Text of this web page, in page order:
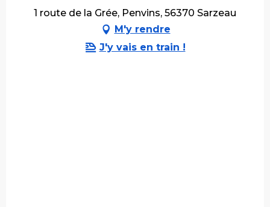
1 route de la Grée, Penvins, 56370 Sarzeau
M'y rendre
J'y vais en train !